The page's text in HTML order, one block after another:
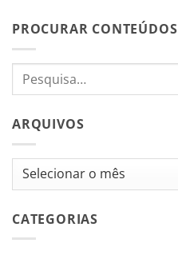
PROCURAR CONTEÚDOS
ARQUIVOS
Arquivos
CATEGORIAS